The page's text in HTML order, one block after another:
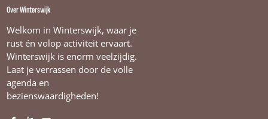
Over Winterswijk
Welkom in Winterswijk, waar je
rust én volop activiteit ervaart.
Winterswijk is enorm veelzijdig.
Laat je verrassen door de volle
agenda en
bezienswaardigheden!